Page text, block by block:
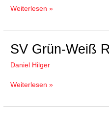
Weiterlesen »
SV Grün-Weiß
Daniel Hilger
SV
Grün-
Weiß
e.
Weiterlesen »